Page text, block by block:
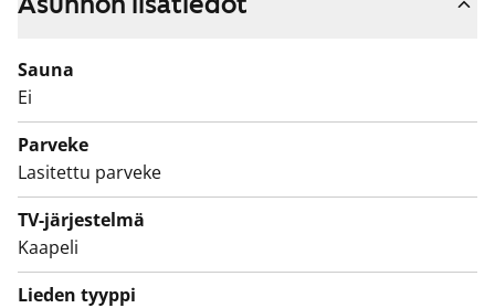
jää-pakastinkaappi, keraaminen liesi ja
Kylpyhuoneet on laatoitettu kauttaaltaan. Pirteä
kiiltävä koboltinsininen seinälaatta piristää muutoin
kylpyhuoneen rauhallisen valkoista ilmettä. Beigen
sävyisessä lattiassa on mukavuuslämmitys ja
suihkunurkassa on kätevä kääntyvä lasiseinäke.
Kylpyhuoneeseen on varattu tila ja liitännät
pyykinpesukonetta ja kuivausrumpua varten.
Sauna
Ei
Parveke
Lasitettu parveke
TV-järjestelmä
Kaapeli
Lieden tyyppi